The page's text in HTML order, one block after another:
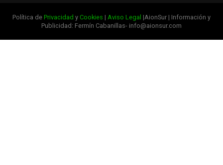
Política de Privacidad y Cookies | Aviso Legal |AionSur | Información y
Publicidad: Fermín Cabanillas- info@aionsur.com